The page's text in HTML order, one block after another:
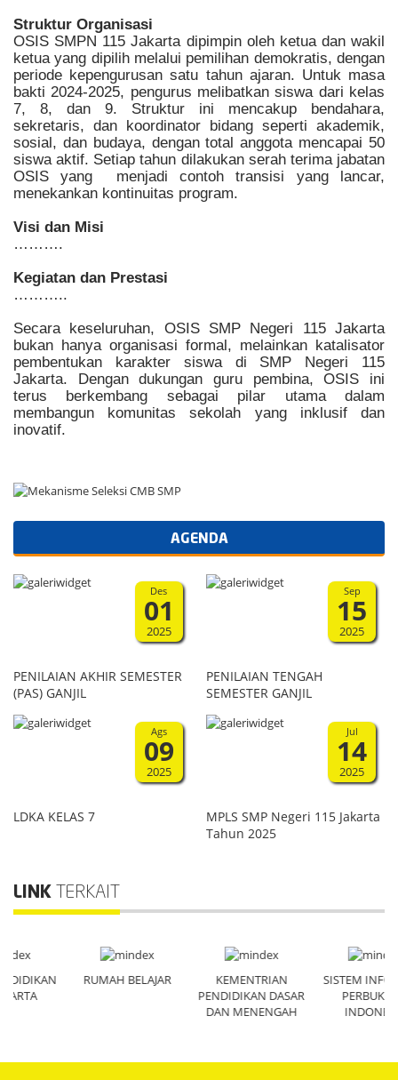
Struktur Organisasi
OSIS SMPN 115 Jakarta dipimpin oleh ketua dan wakil
ketua yang dipilih melalui pemilihan demokratis, dengan
periode kepengurusan satu tahun ajaran. Untuk masa
bakti 2024-2025, pengurus melibatkan siswa dari kelas
7, 8, dan 9. Struktur ini mencakup bendahara,
sekretaris, dan koordinator bidang seperti akademik,
sosial, dan budaya, dengan total anggota mencapai 50
siswa aktif. Setiap tahun dilakukan serah terima jabatan
OSIS yang menjadi contoh transisi yang lancar,
menekankan kontinuitas program.
Visi dan Misi
……….
Kegiatan dan Prestasi
………..
Secara keseluruhan, OSIS SMP Negeri 115 Jakarta
bukan hanya organisasi formal, melainkan katalisator
pembentukan karakter siswa di SMP Negeri 115
Jakarta. Dengan dukungan guru pembina, OSIS ini
terus berkembang sebagai pilar utama dalam
membangun komunitas sekolah yang inklusif dan
inovatif.
AGENDA
Des
01
2025
PENILAIAN AKHIR SEMESTER
(PAS) GANJIL
Sep
15
2025
PENILAIAN TENGAH
SEMESTER GANJIL
Ags
09
2025
LDKA KELAS 7
Jul
14
2025
MPLS SMP Negeri 115 Jakarta
Tahun 2025
LINK TERKAIT
RUMAH BELAJAR
KEMENTRIAN
PENDIDIKAN DASAR
DAN MENENGAH
SISTEM INFORMASI
PERBUKUAN
INDONESIA